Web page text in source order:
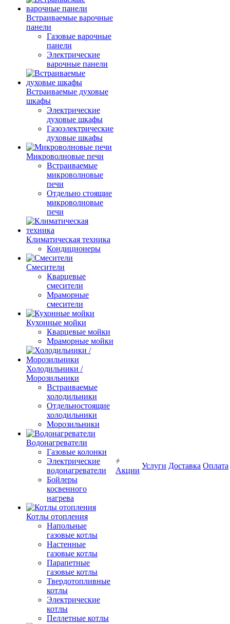
Встраиваемые варочные
панели
Газовые варочные
панели
Электрические
варочные панели
Встраиваемые духовые
шкафы
Электрические
духовые шкафы
Газоэлектрические
духовые шкафы
Микроволновые печи
Встраиваемые
микроволновые
печи
Отдельно стоящие
микроволновые
печи
Климатическая техника
Кондиционеры
Смесители
Кварцевые
смесители
Мраморные
смесители
Кухонные мойки
Кварцевые мойки
Мраморные мойки
Холодильники /
Морозильники
Встраиваемые
холодильники
Отдельностоящие
холодильники
Морозильники
Водонагреватели
Газовые колонки
Электрические
водонагреватели
Бойлеры
косвенного
нагрева
Котлы отопления
Напольные
газовые котлы
Настенные
газовые котлы
Парапетные
газовые котлы
Твердотопливные
котлы
Электрические
котлы
Пеллетные котлы
Акции
Услуги Доставка Оплата